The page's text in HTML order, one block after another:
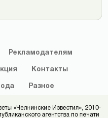
Рекламодателям
Контакты
Разное
«Челнинские Известия», 2010-
агентства по печати